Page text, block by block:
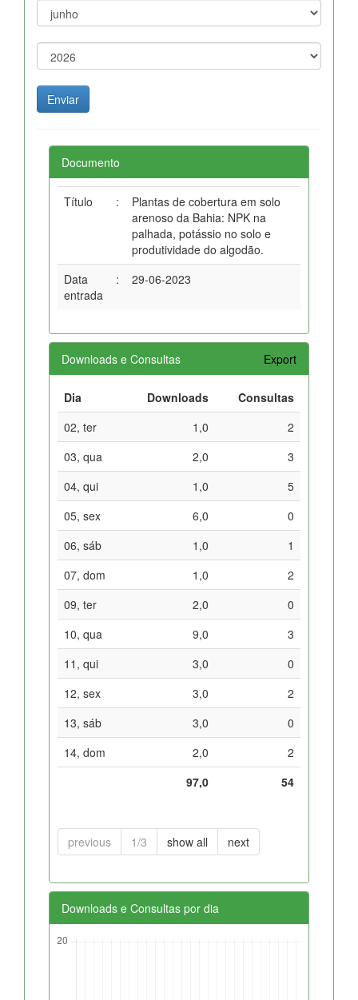
Documento
Título :
Plantas de cobertura em solo
arenoso da Bahia: NPK na
palhada, potássio no solo e
produtividade do algodão.
Data
entrada
: 29-06-2023
Downloads e Consultas Export
Dia Downloads
Consultas
02, ter
1,0
2
03, qua
2,0
3
04, qui
1,0
5
05, sex
6,0
0
06, sáb
1,0
1
07, dom
1,0
2
09, ter
2,0
0
10, qua
9,0
3
11, qui
3,0
0
12, sex
3,0
2
13, sáb
3,0
0
14, dom
2,0
2
97,0
54
previous 1/3 show all next
Downloads e Consultas por dia